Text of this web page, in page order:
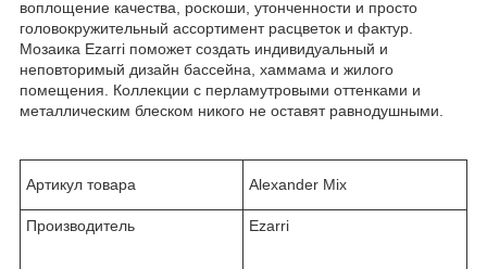
воплощение качества, роскоши, утонченности и просто
головокружительный ассортимент расцветок и фактур.
Мозаика Ezarri поможет создать индивидуальный и
неповторимый дизайн бассейна, хаммама и жилого
помещения. Коллекции с перламутровыми оттенками и
металлическим блеском никого не оставят равнодушными.
Артикул товара Alexander Mix
Производитель Ezarri